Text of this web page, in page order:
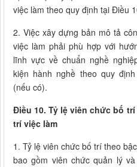
việc làm theo quy định tại Điều
2. Việc xây dựng bản mô tả
việc làm phải phù hợp với
lĩnh vực về chuẩn nghề
kiện hành nghề theo quy
(nếu có).
Điều 10. Tỷ lệ viên chức bố
trí việc làm
1. Tỷ lệ viên chức bố trí theo
bao gồm viên chức quản lý